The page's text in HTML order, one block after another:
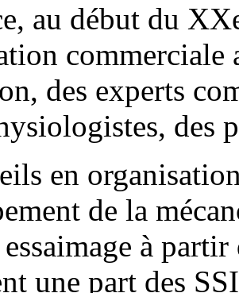
au début du
commerciale
des experts
des
en
de la
à
une part des